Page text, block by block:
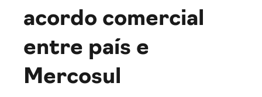
acordo comercial
entre país e
Mercosul